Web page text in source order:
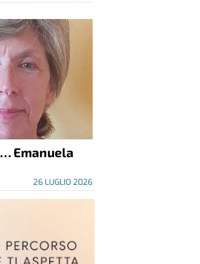
Emanuela
26 LUGLIO 2026